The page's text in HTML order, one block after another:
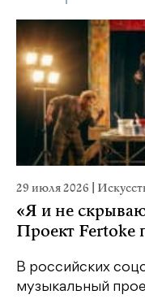
29 июля 2026
«Я и не
Проект Fertoke
В российских
музыкальный